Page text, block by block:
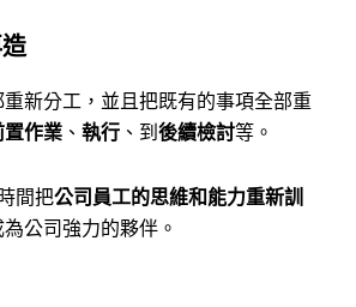
新分工，並且把既有的事項全部重
置作業 、 執行 、到 後續檢討等。
間把公司員工的思維和能力重新訓
為公司強力的夥伴。